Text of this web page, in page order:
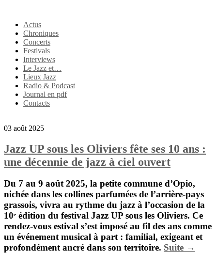
Actus
Chroniques
Concerts
Festivals
Interviews
Le Jazz et…
Lieux Jazz
Radio & Podcast
Journal en pdf
Contacts
03 août 2025
Jazz UP sous les Oliviers fête ses 10 ans :
une décennie de jazz à ciel ouvert
Du 7 au 9 août 2025, la petite commune d’Opio,
nichée dans les collines parfumées de l’arrière-pays
grassois, vivra au rythme du jazz à l’occasion de la
10ᵉ édition du festival Jazz UP sous les Oliviers. Ce
rendez-vous estival s’est imposé au fil des ans comme
un événement musical à part : familial, exigeant et
profondément ancré dans son territoire. Suite →